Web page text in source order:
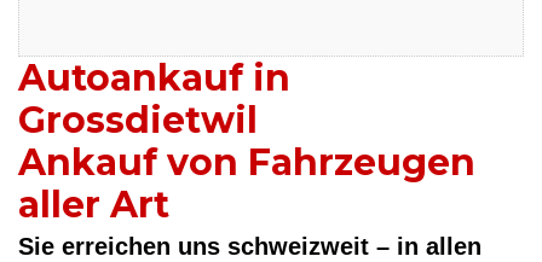
Autoankauf in
Grossdietwil
Ankauf von Fahrzeugen
aller Art
Sie erreichen uns schweizweit – in allen